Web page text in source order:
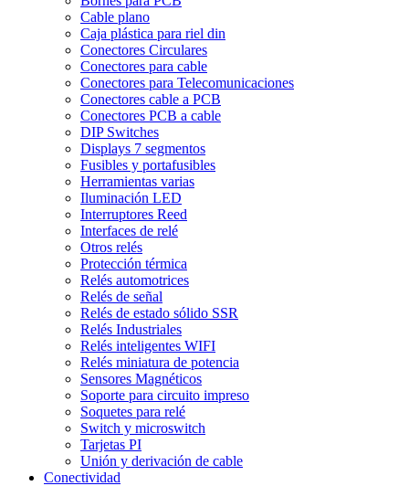
Cable plano
Caja plástica para riel din
Conectores Circulares
Conectores para cable
Conectores para Telecomunicaciones
Conectores cable a PCB
Conectores PCB a cable
DIP Switches
Displays 7 segmentos
Fusibles y portafusibles
Herramientas varias
Iluminación LED
Interruptores Reed
Interfaces de relé
Otros relés
Protección térmica
Relés automotrices
Relés de señal
Relés de estado sólido SSR
Relés Industriales
Relés inteligentes WIFI
Relés miniatura de potencia
Sensores Magnéticos
Soporte para circuito impreso
Soquetes para relé
Switch y microswitch
Tarjetas PI
Unión y derivación de cable
Conectividad